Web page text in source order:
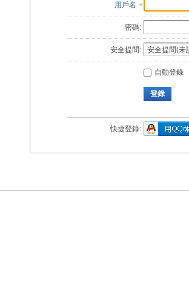
用戶名
密碼:
安全提問:
自動登錄
登錄
快捷登錄: